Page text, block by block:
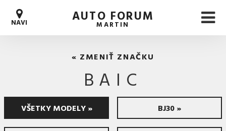
NAVI AUTO FORUM
MARTIN
« ZMENIŤ ZNAČKU
BAIC
VŠETKY MODELY » BJ30 »